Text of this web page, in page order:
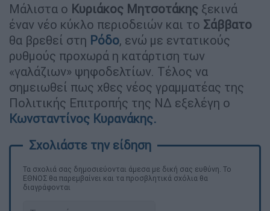
Μάλιστα ο Κυριάκος Μητσοτάκης ξεκινά
έναν νέο κύκλο περιοδειών και το Σάββατο
θα βρεθεί στη Ρόδο, ενώ με εντατικούς
ρυθμούς προχωρά η κατάρτιση των
«γαλάζιων» ψηφοδελτίων. Τέλος να
σημειωθεί πως χθες νέος γραμματέας της
Πολιτικής Επιτροπής της ΝΔ εξελέγη ο
Κωνσταντίνος Κυρανάκης.
Τα σχολιά σας δημοσιεύονται άμεσα με δική σας ευθύνη. Το
ΕΘΝΟΣ θα παρεμβαίνει και τα προσβλητικά σχόλια θα
διαγράφονται